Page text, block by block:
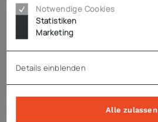
1 x Anschlusskabel (230V)
Technische Daten
Notwendige Cookies
Statistiken
Marketing
Details einblenden
Alle zulassen